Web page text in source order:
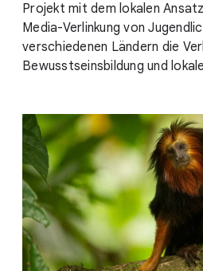
Projekt mit dem lokalen
Media-Verlinkung von
verschiedenen Ländern die
Bewusstseinsbildung und